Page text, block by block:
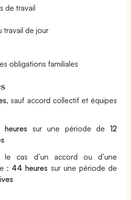
de travail
travail de jour
obligations familiales
, sauf accord collectif et équipes
sur une période de 12
le cas d’un accord ou d’une
: 44 heures sur une période de